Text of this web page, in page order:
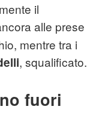
il
alle prese
mentre tra i
, squalificato.
fuori